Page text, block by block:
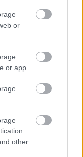
or
or app.
other